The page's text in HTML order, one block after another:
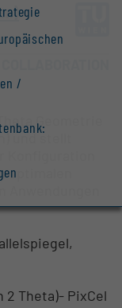
/
Geometrie
und stellt
Konfiguration
optimalen
Theta)- PixCel